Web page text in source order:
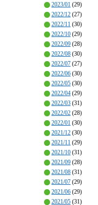
2023/01 (29)
2022/12 (27)
2022/11 (30)
2022/10 (29)
2022/09 (28)
2022/08 (30)
2022/07 (27)
2022/06 (30)
2022/05 (30)
2022/04 (29)
2022/03 (31)
2022/02 (28)
2022/01 (30)
2021/12 (30)
2021/11 (29)
2021/10 (31)
2021/09 (28)
2021/08 (31)
2021/07 (29)
2021/06 (29)
2021/05 (31)